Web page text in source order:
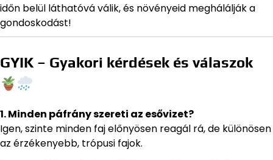
időn belül láthatóvá válik, és növényeid meghálálják a
gondoskodást!
GYIK – Gyakori kérdések és válaszok
1. Minden páfrány szereti az esővizet?
Igen, szinte minden faj előnyösen reagál rá, de különösen
az érzékenyebb, trópusi fajok.